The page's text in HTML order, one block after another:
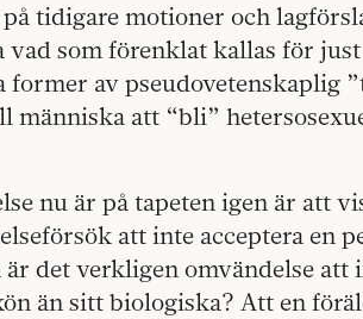
tidigare motioner och
som förenklat kallas för
former av pseudovetenskaplig
människa att “bli”
nu är på tapeten igen är att
att inte acceptera en
det verkligen omvändelse att
än sitt biologiska? Att en